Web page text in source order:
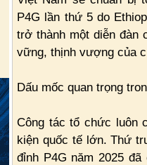
P4G lần thứ 5 do
trở thành một diễn đàn
vững, thịnh vượng của
Dấu mốc quan trọng
Công tác tổ chức luôn
kiện quốc tế lớn. Thứ
đỉnh P4G năm 2025